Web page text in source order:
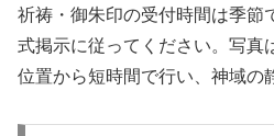
祈祷・御朱印の受付時間は季節
式掲示に従ってください。写真
位置から短時間で行い、神域の